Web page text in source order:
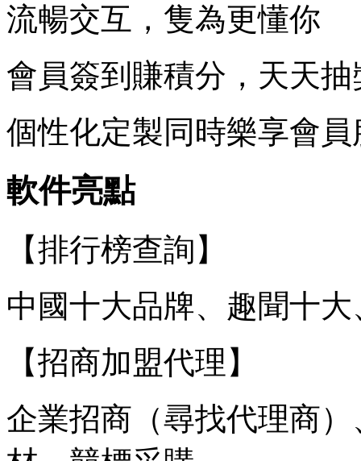
流暢交互，隻為更懂你
會員簽到賺積分，天天
個性化定製同時樂享會員
軟件亮點
【排行榜查詢】
中國十大品牌、趣聞十
【招商加盟代理】
企業招商（尋找代理商